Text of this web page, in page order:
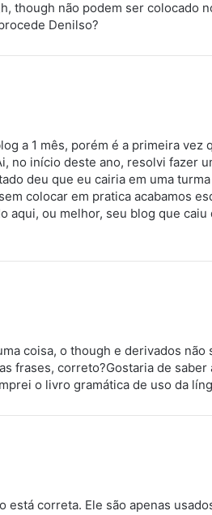
though não podem ser colocado
Denilso?
a 1 mês, porém é a primeira
no início deste ano, resolvi fazer
deu que eu cairia em uma
colocar em pratica acabamos
aqui, ou melhor, seu blog que
coisa, o though e derivados
frases, correto?Gostaria de
o livro gramática de uso da
está correta. Ele são apenas